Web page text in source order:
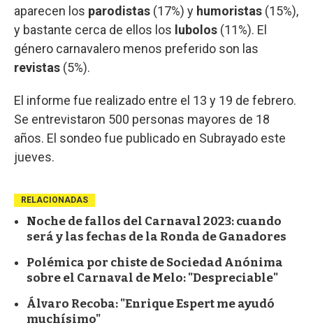
aparecen los parodistas (17%) y humoristas (15%),
y bastante cerca de ellos los lubolos (11%). El
género carnavalero menos preferido son las
revistas (5%).
El informe fue realizado entre el 13 y 19 de febrero.
Se entrevistaron 500 personas mayores de 18
años. El sondeo fue publicado en Subrayado este
jueves.
RELACIONADAS
Noche de fallos del Carnaval 2023: cuando
será y las fechas de la Ronda de Ganadores
Polémica por chiste de Sociedad Anónima
sobre el Carnaval de Melo: "Despreciable"
Álvaro Recoba: "Enrique Espert me ayudó
muchísimo"